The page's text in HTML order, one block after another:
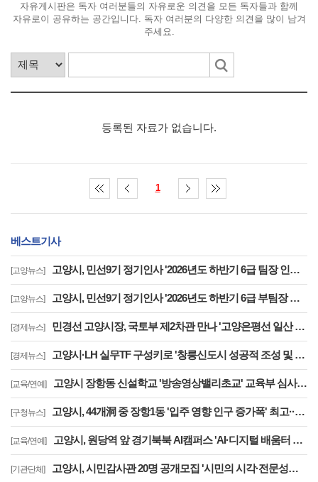
자유게시판은 독자 여러분들의 자유로운 의견을 모든 독자들과 함께
자유로이 공유하는 공간입니다. 독자 여러분의 다양한 의견을 많이 남겨
주세요.
등록된 자료가 없습니다.
1
베스트기사
[고양뉴스] 고양시, 민선9기 정기인사 '2026년도 하반기 6급 팀장 인사발령 사항'
[고양뉴스] 고양시, 민선9기 정기인사 '2026년도 하반기 6급 부팀장 이하 인사발령 사항'
[경제뉴스] 민경선 고양시장, 국토부 제2차관 만나 '고양은평선 일산 연장 반영' 등 요청
[경제뉴스] 고양시·LH 실무TF 구성키로 '창릉신도시 성공적 조성 및 자족기능 강화 협력'
[교육/연예] 고양시 장항동 신설학교 '방송영상밸리초교' 교육부 심사 통과··2030년 개교
[구청뉴스] 고양시, 44개洞 중 장항1동 '입주 영향 인구 증가폭' 최고··풍산동도 증가세 지속
[교육/연예] 고양시, 원당역 앞 경기북북 AI캠퍼스 'AI·디지털 배움터 체험존' 12월까지 운영
[기관단체] 고양시, 시민감사관 20명 공개모집 '시민의 시각·전문성으로 감사행정 제고'